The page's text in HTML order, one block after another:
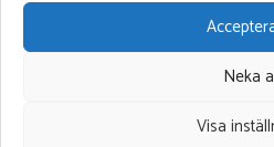
Neka
Visa